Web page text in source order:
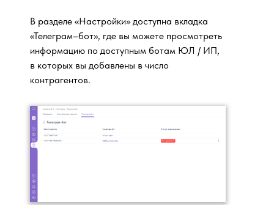
В разделе «Настройки» доступна вкладка
«Телеграм–бот», где вы можете просмотреть
информацию по доступным ботам ЮЛ / ИП,
в которых вы добавлены в число
контрагентов.